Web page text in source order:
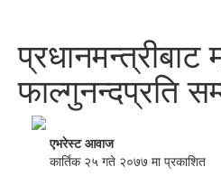
प्रधानमन्त्रीबाट
फाल्गुनन्दप्रति
एभरेस्ट आवाज
कार्तिक २५ गते २०७७ मा प्रकाशित